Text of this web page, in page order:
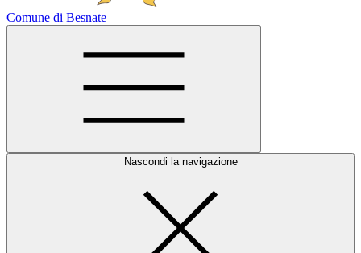
Comune di Besnate
Nascondi la navigazione